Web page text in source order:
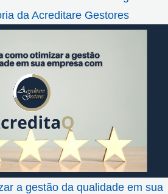
da Acreditare Gestores
a gestão da qualidade em sua